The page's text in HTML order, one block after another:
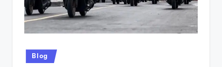
Posted
in
Blog